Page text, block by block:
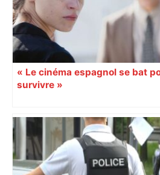
« Le cinéma espagnol se bat
survivre »